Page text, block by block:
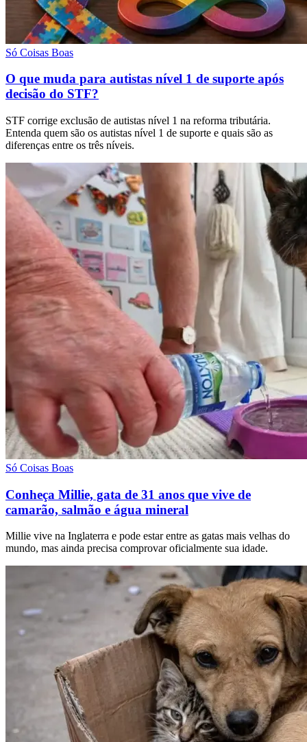
Só Coisas Boas
O que muda para autistas nível 1 de suporte após
decisão do STF?
STF corrige exclusão de autistas nível 1 na reforma tributária.
Entenda quem são os autistas nível 1 de suporte e quais são as
diferenças entre os três níveis.
Só Coisas Boas
Conheça Millie, gata de 31 anos que vive de
camarão, salmão e água mineral
Millie vive na Inglaterra e pode estar entre as gatas mais velhas do
mundo, mas ainda precisa comprovar oficialmente sua idade.